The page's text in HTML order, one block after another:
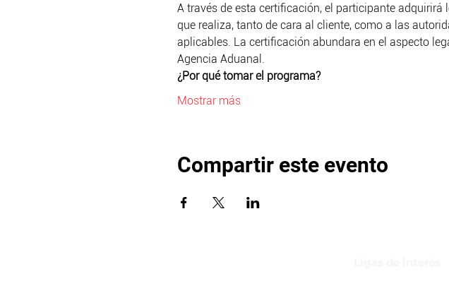
A través de esta certificación, el participante
que realiza, tanto de cara al cliente, como a las
aplicables. La certificación abundara en el aspecto
Agencia Aduanal.
¿Por qué tomar el programa?
Mostrar más
Compartir este evento